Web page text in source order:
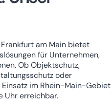
Frankfurt am Main bietet
für Unternehmen,
Ob Objektschutz,
oder
im Rhein-Main-Gebiet
Uhr erreichbar.